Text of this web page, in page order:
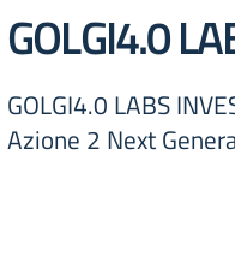
GOLGI4.0
GOLGI4.0 LABS
Azione 2 Next